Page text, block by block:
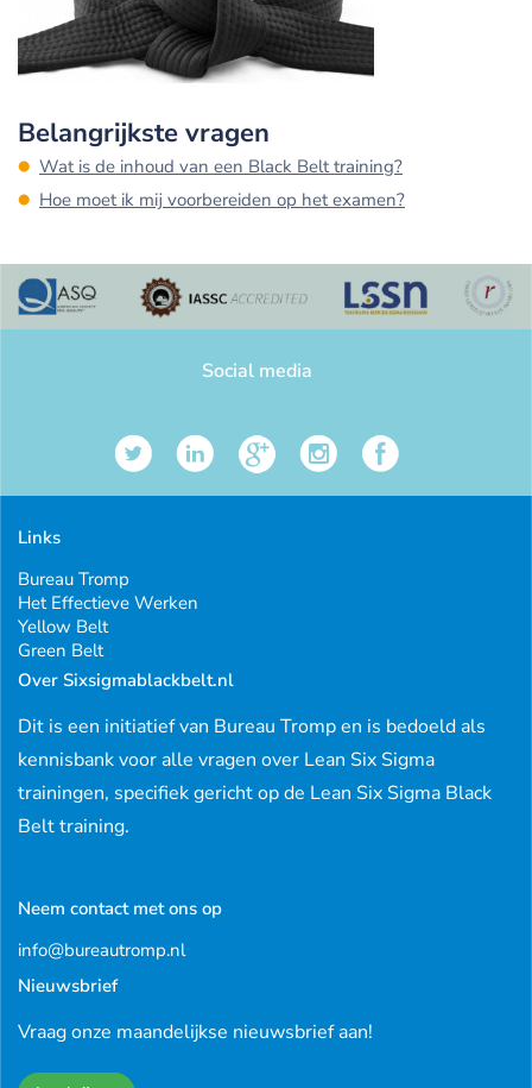
Belangrijkste vragen
Wat is de inhoud van een Black Belt training?
Hoe moet ik mij voorbereiden op het examen?
Social media
Links
Bureau Tromp
Het Effectieve Werken
Yellow Belt
Green Belt
Over Sixsigmablackbelt.nl
Dit is een initiatief van Bureau Tromp en is bedoeld als
kennisbank voor alle vragen over Lean Six Sigma
trainingen, specifiek gericht op de Lean Six Sigma Black
Belt training.
Neem contact met ons op
info@bureautromp.nl
Nieuwsbrief
Vraag onze maandelijkse nieuwsbrief aan!